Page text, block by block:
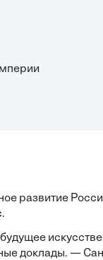
развитие
доклады. —